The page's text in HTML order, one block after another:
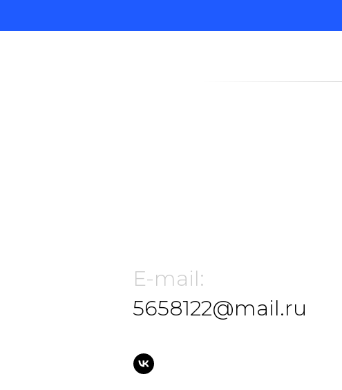
E-mail:
5658122@mail.ru